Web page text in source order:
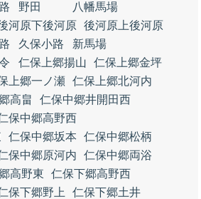
野田
八幡馬場
河原下後河原 後河原上後河原
久保小路
新馬場
仁保上郷揚山
仁保上郷金坪
上郷一ノ瀬 仁保上郷北河内
高畠
仁保中郷井開田西
保中郷高野西
仁保中郷坂本
仁保中郷松柄
保中郷原河内
仁保中郷両浴
高野東
仁保下郷高野西
保下郷野上
仁保下郷土井